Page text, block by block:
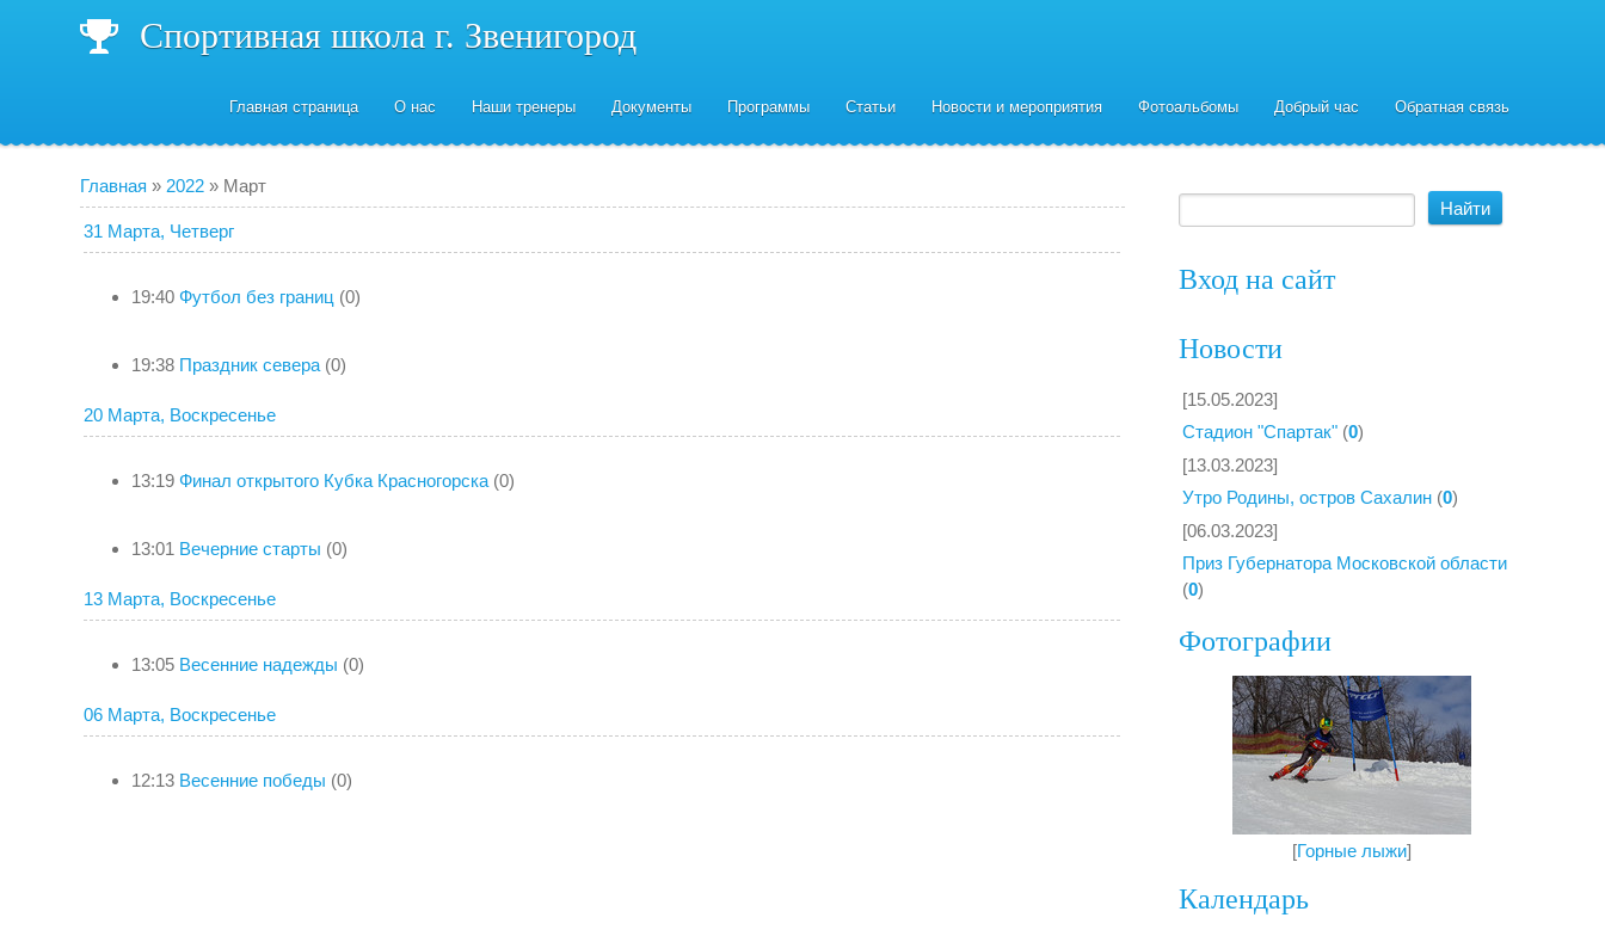
Спортивная школа г. Звенигород
Главная страница О нас Наши тренеры Документы Программы Статьи Новости и мероприятия Фотоальбомы Добрый час Обратная связь
Главная » 2022 » Март
31 Марта, Четверг
19:40 Футбол без границ (0)
19:38 Праздник севера (0)
20 Марта, Воскресенье
13:19 Финал открытого Кубка Красногорска (0)
13:01 Вечерние старты (0)
13 Марта, Воскресенье
13:05 Весенние надежды (0)
06 Марта, Воскресенье
12:13 Весенние победы (0)
Вход на сайт
Новости
[15.05.2023]
Стадион "Спартак" (0)
[13.03.2023]
Утро Родины, остров Сахалин (0)
[06.03.2023]
Приз Губернатора Московской области
(0)
Фотографии
[Горные лыжи]
Календарь